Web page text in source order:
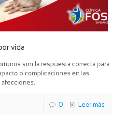
vida
son la respuesta correcta para
o complicaciones en las
0 Leer más